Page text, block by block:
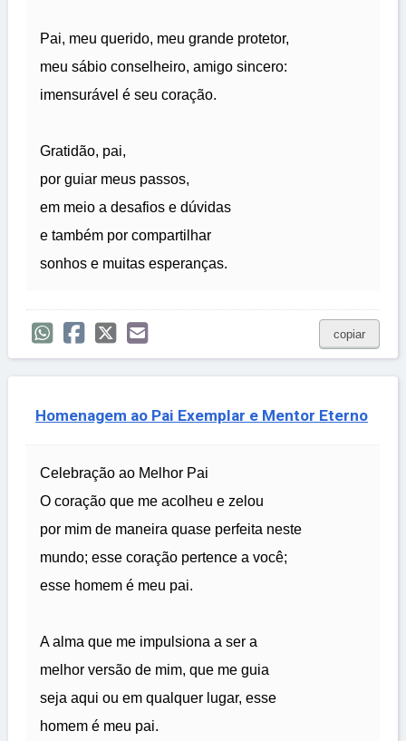
Pai, meu querido, meu grande protetor,
meu sábio conselheiro, amigo sincero:
imensurável é seu coração.
Gratidão, pai,
por guiar meus passos,
em meio a desafios e dúvidas
e também por compartilhar
sonhos e muitas esperanças.
copiar
Homenagem ao Pai Exemplar e Mentor Eterno
Celebração ao Melhor Pai
O coração que me acolheu e zelou
por mim de maneira quase perfeita neste
mundo; esse coração pertence a você;
esse homem é meu pai.
A alma que me impulsiona a ser a
melhor versão de mim, que me guia
seja aqui ou em qualquer lugar, esse
homem é meu pai.